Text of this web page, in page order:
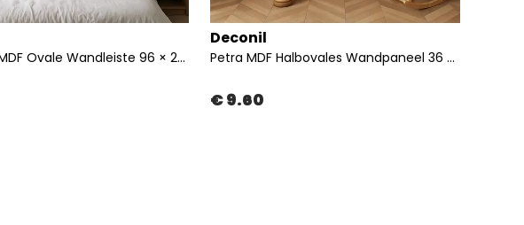
Pinterest MDF Ovale Wandleiste 96 × 248 cm
Deconil
Petra MDF Halbovales Wandpaneel 36 × 88 cm
€ 9.60